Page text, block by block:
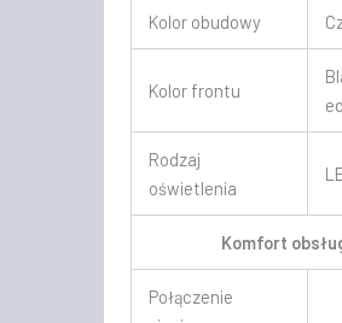
Kolor obudowy
Kolor frontu
Rodzaj
oświetlenia
Komfort
Połączenie